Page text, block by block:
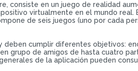
consiste en un juego de realidad
virtualmente en el mundo
de seis juegos (uno por cada
cumplir diferentes objetivos:
grupo de amigos de hasta cuatro
de la aplicación pueden